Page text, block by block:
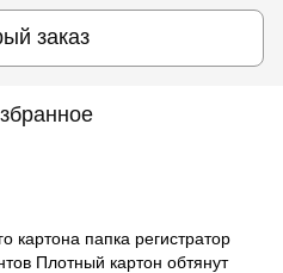
заказ
картона папка регистратор
Плотный картон обтянут